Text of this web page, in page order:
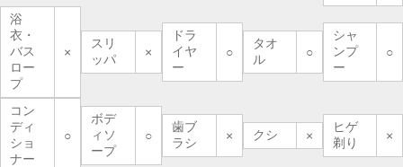
浴
衣・
バス
ロー
プ
×
スリ
ッパ
×
ドラ
イヤ
ー
○
タオ
ル
○
シャ
ンプ
ー
○
コン
ディ
ショ
ナー
○
ボデ
ィソ
ープ
○
歯ブ
ラシ
× クシ ×
ヒゲ
剃り
×